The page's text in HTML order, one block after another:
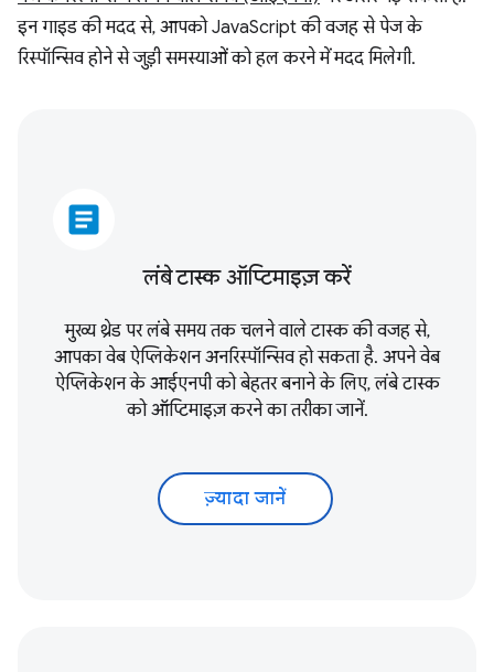
इन गाइड की मदद से, आपको JavaScript की वजह से पेज के
रिस्पॉन्सिव होने से जुड़ी समस्याओं को हल करने में मदद मिलेगी.
article
लंबे टास्क ऑप्टिमाइज़ करें
मुख्य थ्रेड पर लंबे समय तक चलने वाले टास्क की वजह से,
आपका वेब ऐप्लिकेशन अनरिस्पॉन्सिव हो सकता है. अपने वेब
ऐप्लिकेशन के आईएनपी को बेहतर बनाने के लिए, लंबे टास्क
को ऑप्टिमाइज़ करने का तरीका जानें.
ज़्यादा जानें